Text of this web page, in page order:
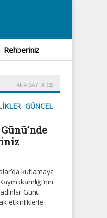
Rehberiniz
ANA SAYFA
GÜNCEL
kutlamaya
Günü
etkinliklerle